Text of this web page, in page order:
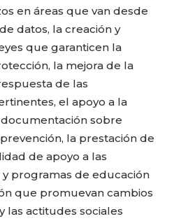
en áreas que van desde
datos, la creación y
que garanticen la
la mejora de la
de las
el apoyo a la
sobre
la prestación de
de apoyo a las
y programas de educación
que promuevan cambios
las actitudes sociales